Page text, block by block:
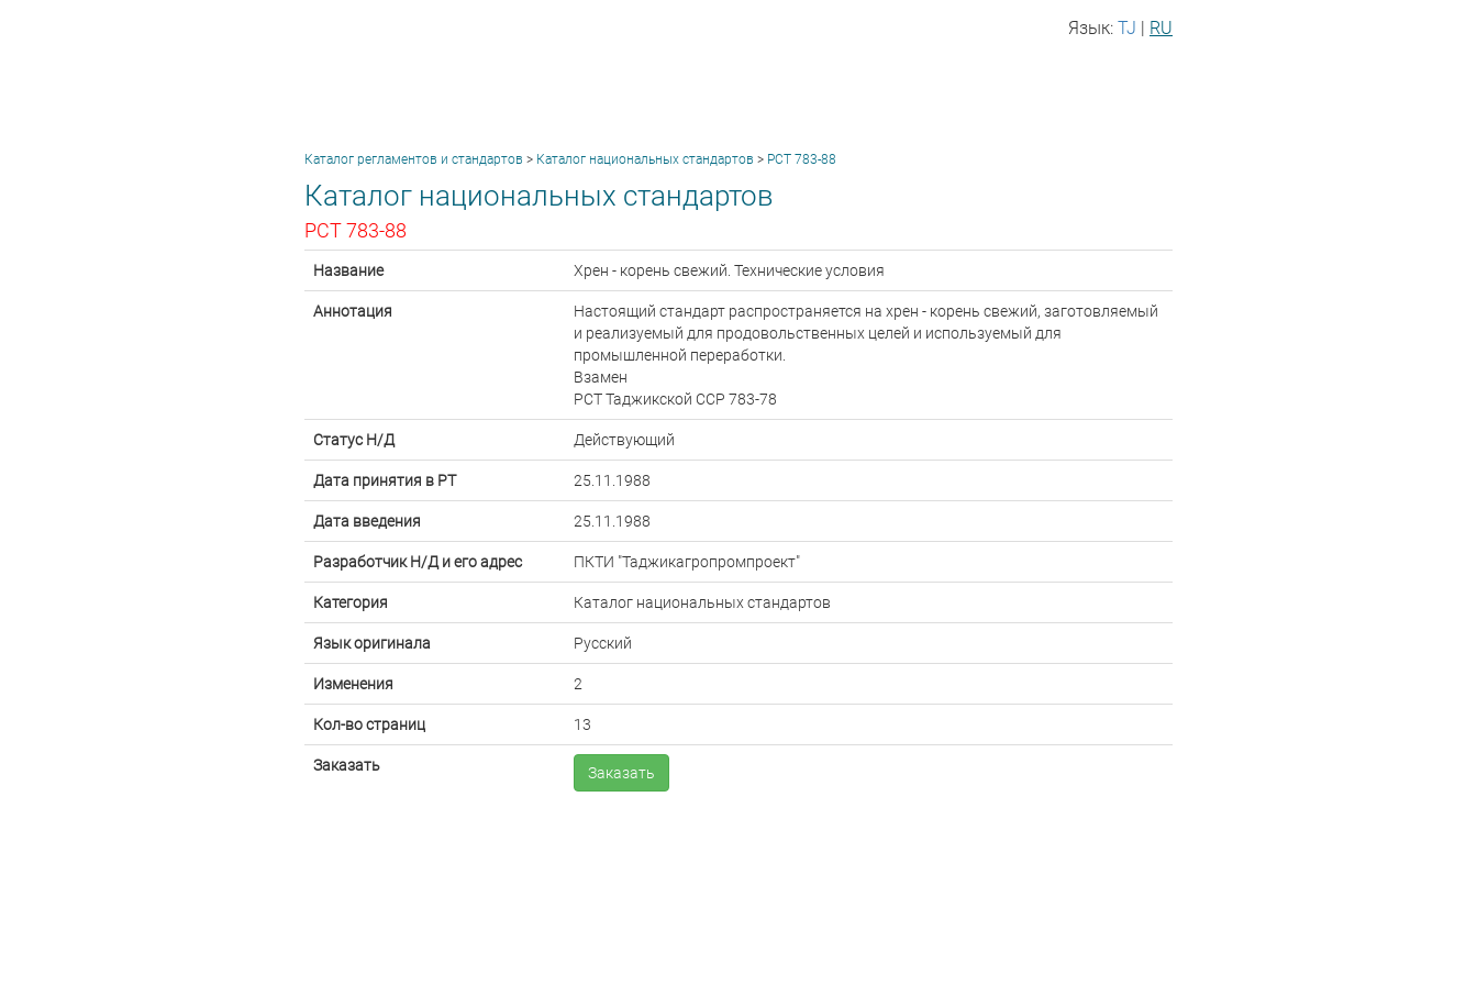
Язык: TJ | RU
Каталог регламентов и стандартов > Каталог национальных стандартов > РСТ 783-88
Каталог национальных стандартов
РСТ 783-88
Название Хрен - корень свежий. Технические условия
Аннотация
Настоящий стандарт распространяется на хрен - корень свежий, заготовляемый
и реализуемый для продовольственных целей и используемый для
промышленной переработки.
Взамен
РСТ Таджикской ССР 783-78
Статус Н/Д Действующий
Дата принятия в РТ 25.11.1988
Дата введения 25.11.1988
Разработчик Н/Д и его адрес ПКТИ "Таджикагропромпроект"
Категория Каталог национальных стандартов
Язык оригинала Русский
Изменения 2
Кол-во страниц 13
Заказать Заказать